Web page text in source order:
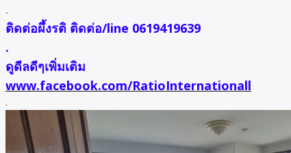
.
ติดต่อผึ้งรติ ติดต่อ/line 0619419639
.
ดูดีลดีๆเพิ่มเติม
www.facebook.com/RatioInternationall
.